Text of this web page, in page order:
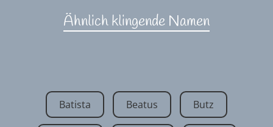
Ähnlich klingende Namen
Batista Beatus Butz